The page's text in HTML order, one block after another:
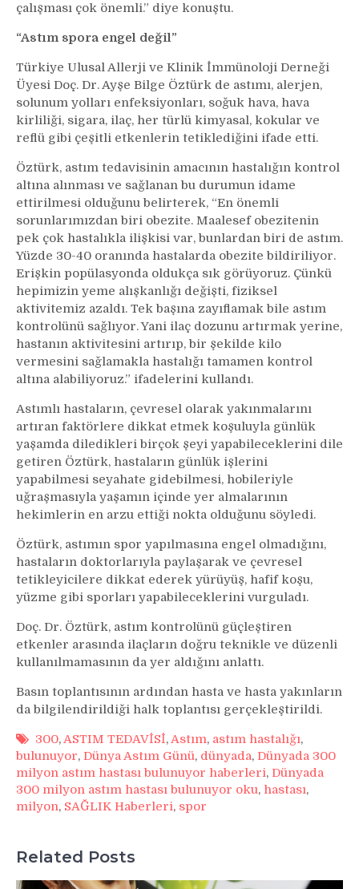
çalışması çok önemli.” diye konuştu.
“Astım spora engel değil”
Türkiye Ulusal Allerji ve Klinik İmmünoloji Derneği
Üyesi Doç. Dr. Ayşe Bilge Öztürk de astımı, alerjen,
solunum yolları enfeksiyonları, soğuk hava, hava
kirliliği, sigara, ilaç, her türlü kimyasal, kokular ve
reflü gibi çeşitli etkenlerin tetiklediğini ifade etti.
Öztürk, astım tedavisinin amacının hastalığın kontrol
altına alınması ve sağlanan bu durumun idame
ettirilmesi olduğunu belirterek, “En önemli
sorunlarımızdan biri obezite. Maalesef obezitenin
pek çok hastalıkla ilişkisi var, bunlardan biri de astım.
Yüzde 30-40 oranında hastalarda obezite bildiriliyor.
Erişkin popülasyonda oldukça sık görüyoruz. Çünkü
hepimizin yeme alışkanlığı değişti, fiziksel
aktivitemiz azaldı. Tek başına zayıflamak bile astım
kontrolünü sağlıyor. Yani ilaç dozunu artırmak yerine,
hastanın aktivitesini artırıp, bir şekilde kilo
vermesini sağlamakla hastalığı tamamen kontrol
altına alabiliyoruz.” ifadelerini kullandı.
Astımlı hastaların, çevresel olarak yakınmalarını
artıran faktörlere dikkat etmek koşuluyla günlük
yaşamda diledikleri birçok şeyi yapabileceklerini dile
getiren Öztürk, hastaların günlük işlerini
yapabilmesi seyahate gidebilmesi, hobileriyle
uğraşmasıyla yaşamın içinde yer almalarının
hekimlerin en arzu ettiği nokta olduğunu söyledi.
Öztürk, astımın spor yapılmasına engel olmadığını,
hastaların doktorlarıyla paylaşarak ve çevresel
tetikleyicilere dikkat ederek yürüyüş, hafif koşu,
yüzme gibi sporları yapabileceklerini vurguladı.
Doç. Dr. Öztürk, astım kontrolünü güçleştiren
etkenler arasında ilaçların doğru teknikle ve düzenli
kullanılmamasının da yer aldığını anlattı.
Basın toplantısının ardından hasta ve hasta yakınların
da bilgilendirildiği halk toplantısı gerçekleştirildi.
300,ASTIM TEDAVİSİ,Astım, astım hastalığı,
bulunuyor, Dünya Astım Günü, dünyada, Dünyada 300
milyon astım hastası bulunuyor haberleri, Dünyada
300 milyon astım hastası bulunuyor oku, hastası,
milyon, SAĞLIK Haberleri, spor
Related Posts